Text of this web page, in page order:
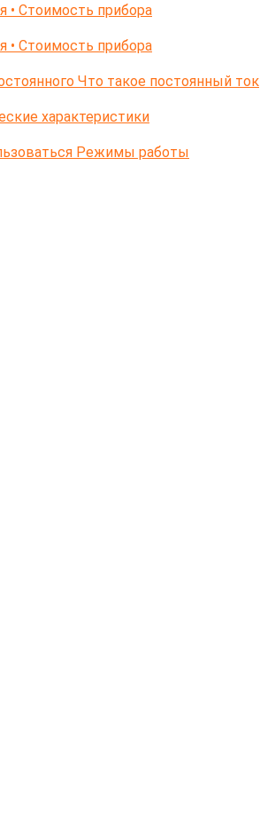
• Стоимость прибора
• Стоимость прибора
Что такое постоянный ток
характеристики
Режимы работы